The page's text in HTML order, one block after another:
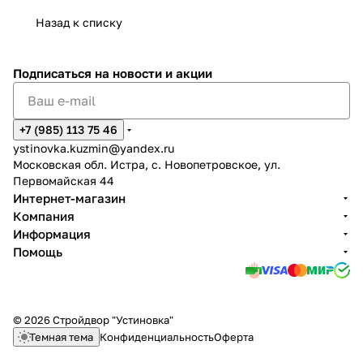
Назад к списку
Подписаться на новости и акции
+7 (985) 113 75 46
ystinovka.kuzmin@yandex.ru
Московская обл. Истра, с. Новопетровское, ул.
Первомайская 44
Интернет-магазин
Компания
Информация
Помощь
© 2026 Стройдвор "Устиновка"
Темная тема КонфиденциальностьОферта